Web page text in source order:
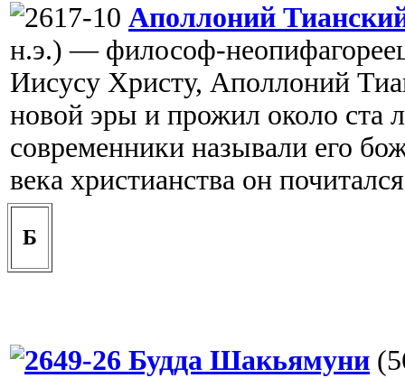
Аполлоний
н.э.) — философ-
Иисусу Христу, Аполлоний
новой эры и прожил около ста
современники называли его
века христианства он
Б
Будда Шакьямуни